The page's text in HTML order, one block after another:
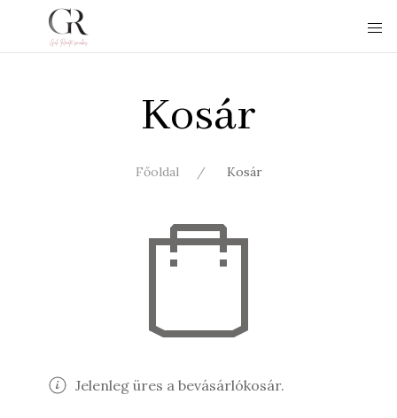
Kosár
Főoldal Kosár
Jelenleg üres a bevásárlókosár.